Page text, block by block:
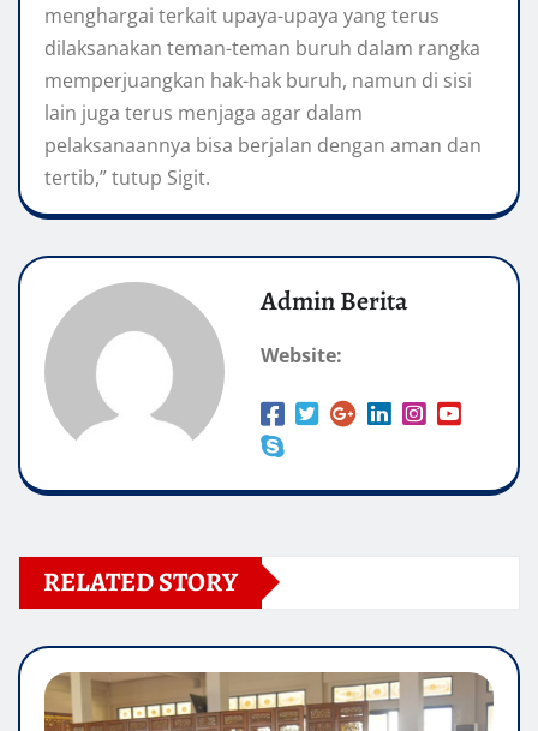
menghargai terkait upaya-upaya yang terus
dilaksanakan teman-teman buruh dalam rangka
memperjuangkan hak-hak buruh, namun di sisi
lain juga terus menjaga agar dalam
pelaksanaannya bisa berjalan dengan aman dan
tertib,” tutup Sigit.
Admin Berita
Website:
RELATED STORY